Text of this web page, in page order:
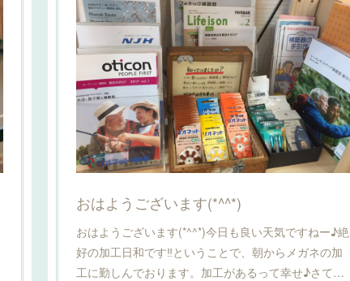
おはようございます(*^^*)
おはようございます(*^^*)今日も良い天気ですねー♪絶
好の加工日和です‼️ということで、朝からメガネの加
工に勤しんでおります。加工があるって幸せ♪さて…